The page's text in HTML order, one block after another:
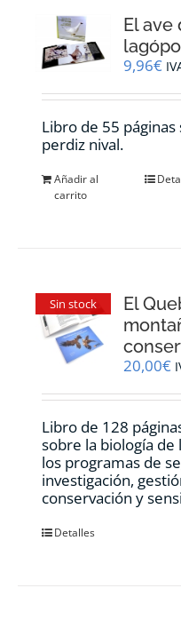
El ave
9,96€
Libro de 55 páginas
perdiz nival.
Añadir al
carrito
Sin stock
El
20,00€
Libro de 128
sobre la biología de
los programas de
investigación,
conservación y
Detalles